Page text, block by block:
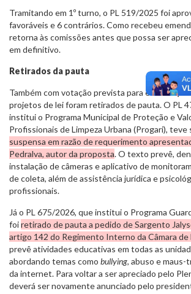
Tramitando em 1º turno, o PL 519/2025 foi
favoráveis e 6 contrários. Como recebeu
retorna às comissões antes que possa ser
em definitivo.
Retirados da pauta
Também com votação prevista para esta terça-
projetos de lei foram retirados de pauta. O PL
institui o Programa Municipal de Proteção e
Profissionais de Limpeza Urbana (Progari), teve
suspensa em razão de requerimento
Pedralva, autor da proposta. O texto prevê,
instalação de câmeras e aplicativo de
de coleta, além de assistência jurídica e
profissionais.
Já o PL 675/2026, que institui o Programa
foiretirado de pauta a pedido de Sargento
artigo 142 do Regimento Interno da Câmara de
prevê atividades educativas em todas as
abordando temas como bullying, abuso e maus-
da internet. Para voltar a ser apreciado pelo
deverá ser novamente anunciado pelo